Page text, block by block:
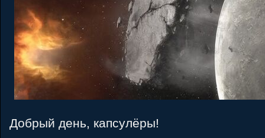
Добрый день, капсулёры!